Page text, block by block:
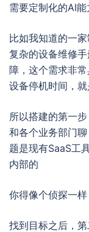
需要定制化的AI能
比如我知道的一
复杂的设备维修
障，这个需求非
设备停机时间，
所以搭建的第一
和各个业务部门
题是现有SaaS工
内部的
你得像个侦探一
找到目标之后，